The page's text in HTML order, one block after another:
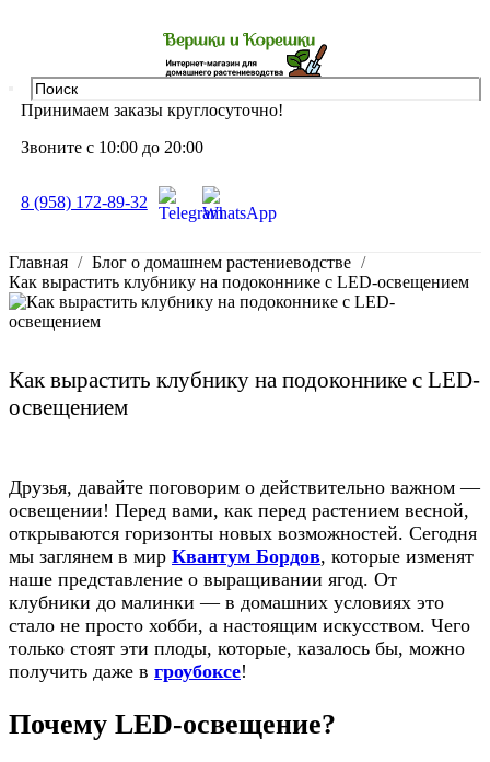
Принимаем заказы круглосуточно!
Звоните с 10:00 до 20:00
8 (958) 172-89-32
Главная
Блог о домашнем растениеводстве
Как вырастить клубнику на подоконнике с LED-освещением
Как вырастить клубнику на подоконнике с LED-
освещением
Друзья, давайте поговорим о действительно важном —
освещении! Перед вами, как перед растением весной,
открываются горизонты новых возможностей. Сегодня
мы заглянем в мир Квантум Бордов, которые изменят
наше представление о выращивании ягод. От
клубники до малинки — в домашних условиях это
стало не просто хобби, а настоящим искусством. Чего
только стоят эти плоды, которые, казалось бы, можно
получить даже в гроубоксе!
Почему LED-освещение?